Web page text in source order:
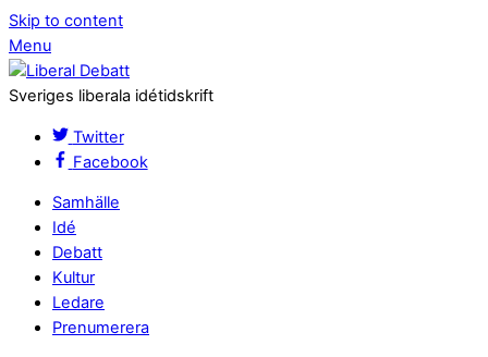
Skip to content
Menu
Sveriges liberala idétidskrift
Twitter
Facebook
Samhälle
Idé
Debatt
Kultur
Ledare
Prenumerera